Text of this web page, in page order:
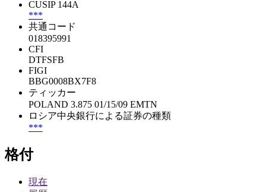
CUSIP 144A
***
共通コード
018395991
CFI
DTFSFB
FIGI
BBG0008BX7F8
ティッカー
POLAND 3.875 01/15/09 EMTN
ロシア中央銀行による証券の種類
***
格付
現在